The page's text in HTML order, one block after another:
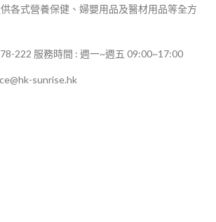
各式營養保健、婦嬰用品及醫材用品等全方
222 服務時間 : 週一~週五 09:00~17:00
sunrise.hk